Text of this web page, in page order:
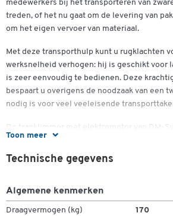
Toon meer
medewerkers bij het transporteren van
treden, of het nu gaat om de levering van
om het eigen vervoer van materiaal.
Met deze transporthulp kunt u rugklachten
werksnelheid verhogen: hij is geschikt voor
is zeer eenvoudig te bedienen. Deze
bespaart u overigens de noodzaak van een
nodig is voor veel veeleisende
De trapklimmer met elektromotor van DM-
schop waarop u grote dozen, dozen, zakken
kunt bevestigen, zelfs boven op elkaar. Dan
apparaat met zijn krachtige elektromotor
lange levensduur is voldoende om de
met één enkele lading tot 1.700 trappen te
Technische gegevens
Algemene kenmerken
Draagvermogen (kg) 170